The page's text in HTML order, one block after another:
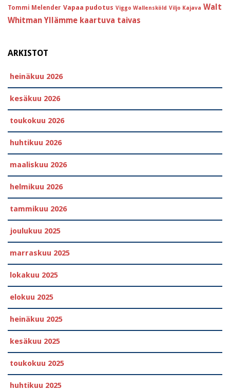
Tommi Melender Vapaa pudotus Viggo Wallensköld Viljo Kajava Walt
Whitman Yllämme kaartuva taivas
ARKISTOT
heinäkuu 2026
kesäkuu 2026
toukokuu 2026
huhtikuu 2026
maaliskuu 2026
helmikuu 2026
tammikuu 2026
joulukuu 2025
marraskuu 2025
lokakuu 2025
elokuu 2025
heinäkuu 2025
kesäkuu 2025
toukokuu 2025
huhtikuu 2025